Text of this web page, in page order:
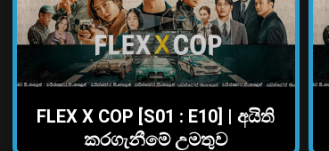
FLEX X COP [S01 : E10] | අයිති
කරගැනීමේ උමතුව